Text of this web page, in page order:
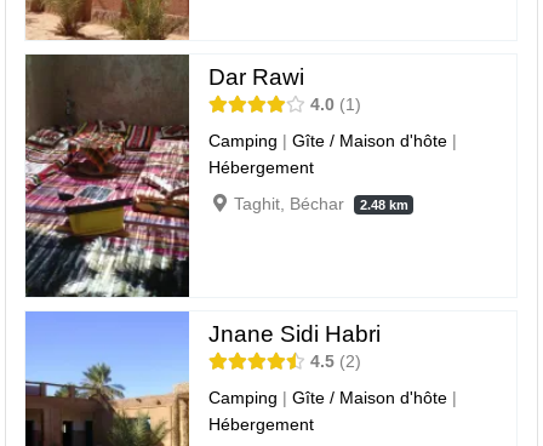
Dar Rawi
4.0
1
Camping |Gîte / Maison d'hôte |
Hébergement
Taghit, Béchar
2.48 km
Jnane Sidi Habri
4.5 2
Camping |Gîte / Maison d'hôte |
Hébergement